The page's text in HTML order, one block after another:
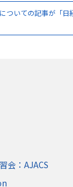
ついての記事が「日
会：AJACS